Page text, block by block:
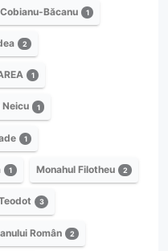
Băcanu 1
2
1
Neicu 1
1
1 Monahul Filotheu 2
3
Român 2